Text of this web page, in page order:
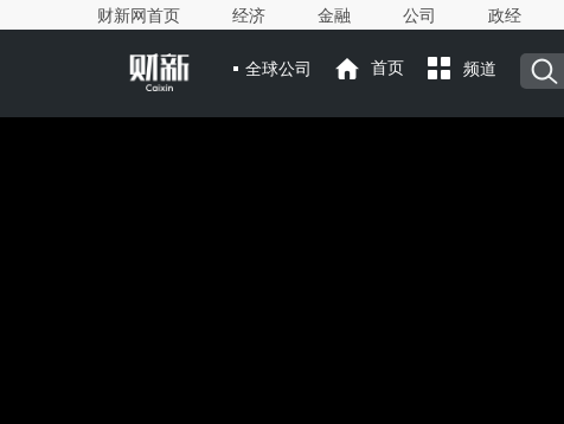
财新网首页 经济 金融 公司 政经
全球公司 首页 频道